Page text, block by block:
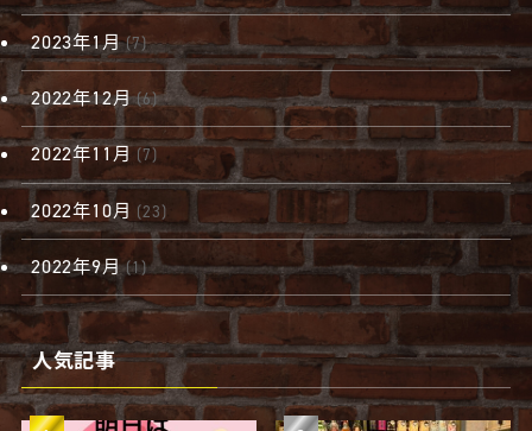
2023年1月(7)
2022年12月(6)
2022年11月 (7)
2022年10月 (23)
2022年9月(1)
人気記事